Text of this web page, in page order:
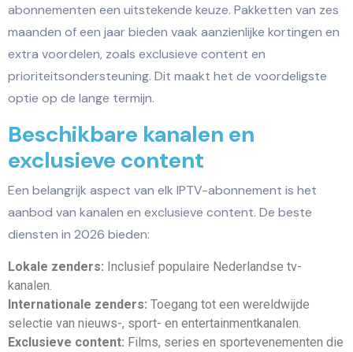
abonnementen een uitstekende keuze. Pakketten van zes
maanden of een jaar bieden vaak aanzienlijke kortingen en
extra voordelen, zoals exclusieve content en
prioriteitsondersteuning. Dit maakt het de voordeligste
optie op de lange termijn.
Beschikbare kanalen en
exclusieve content
Een belangrijk aspect van elk IPTV-abonnement is het
aanbod van kanalen en exclusieve content. De beste
diensten in 2026 bieden:
Lokale zenders: Inclusief populaire Nederlandse tv-
kanalen.
Internationale zenders: Toegang tot een wereldwijde
selectie van nieuws-, sport- en entertainmentkanalen.
Exclusieve content: Films, series en sportevenementen die